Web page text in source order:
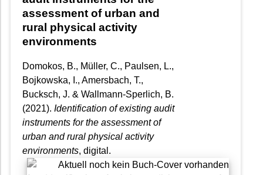
assessment of urban and
rural physical activity
environments
Domokos, B., Müller, C., Paulsen, L.,
Bojkowska, I., Amersbach, T.,
Bucksch, J. & Wallmann-Sperlich, B.
(2021). Identification of existing audit
instruments for the assessment of
urban and rural physical activity
environments, digital.